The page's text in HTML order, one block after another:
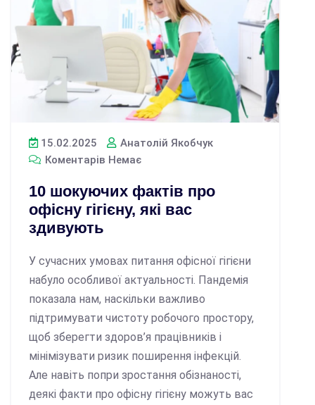
15.02.2025
Анатолій Якобчук
Коментарів Немає
10 шокуючих фактів про
офісну гігієну, які вас
здивують
У сучасних умовах питання офісної гігієни
набуло особливої актуальності. Пандемія
показала нам, наскільки важливо
підтримувати чистоту робочого простору,
щоб зберегти здоров’я працівників і
мінімізувати ризик поширення інфекцій.
Але навіть попри зростання обізнаності,
деякі факти про офісну гігієну можуть вас